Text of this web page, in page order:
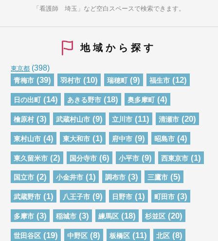
「看護師 埼玉」など空白スペースで検索できます。
地域から探す
東京都 (398)
青梅市 (39) 羽村市 (10) 瑞穂町 (9) 福生市 (12)
日の出町 (14) あきる野市 (18) 奥多摩町 (4)
檜原村 (3) 武蔵村山市 (9) 立川市 (11) 清瀬市 (20)
東村山市 (4) 東大和市 (1) 府中市 (9) 昭島市 (4)
東久留米市 (2) 国分寺市 (6) 小平市 (9) 西東京市 (1)
国立市 (2) 小金井市 (1) 調布市 (3) 三鷹市 (5)
武蔵野市 (1) 八王子市 (9) 日野市 (1) 町田市 (3)
多摩市 (3) 稲城市 (3) 練馬区 (18) 杉並区 (20)
世田谷区 (19) 中野区 (8) 板橋区 (11) 北区 (8)